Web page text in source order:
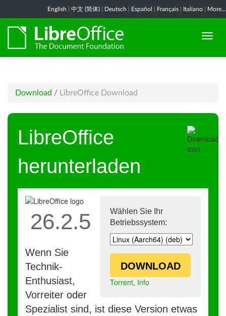
English 中文 (简体) Deutsch Español Français Italiano More...
Download / LibreOffice Download
LibreOffice
herunterladen
Wählen Sie Ihr
Betriebssystem:
DOWNLOAD
Torrent, Info
26.2.5
Wenn Sie
Technik-
Enthusiast,
Vorreiter oder
Spezialist sind, ist diese Version etwas